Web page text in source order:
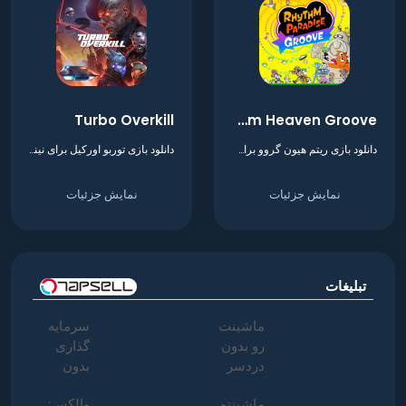
Rhythm Heaven Groove
دانلود بازی ریتم هیون گروو برای نینتندو سوییچ
نمایش جزئیات
Turbo Overkill
دانلود بازی توربو اورکیل برای نینتندو سوییچ
نمایش جزئیات
تبلیغات
ماشینت
رو بدون
دردسر
سرمایه
گذاری
بدون